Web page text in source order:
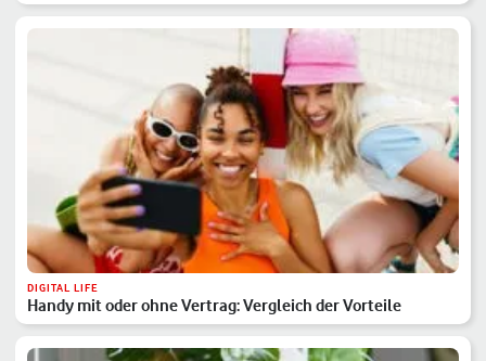
DIGITAL LIFE
Handy mit oder ohne Vertrag: Vergleich der Vorteile